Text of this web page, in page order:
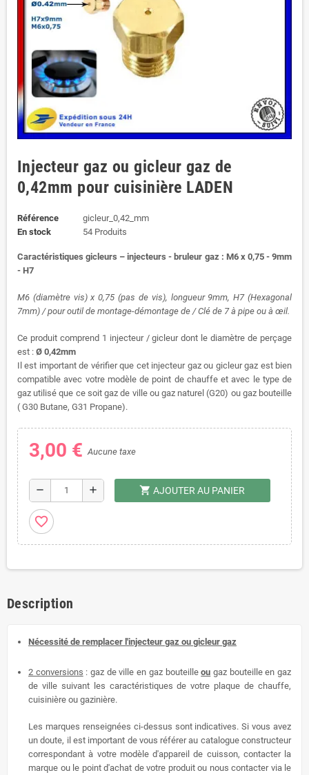
Injecteur gaz ou gicleur gaz de
0,42mm pour cuisinière LADEN
Référence
gicleur_0,42_mm
En stock
54 Produits
Caractéristiques gicleurs – injecteurs - bruleur gaz : M6 x 0,75 - 9mm
- H7
M6 (diamètre vis) x 0,75 (pas de vis), longueur 9mm, H7 (Hexagonal
7mm) / pour outil de montage-démontage de / Clé de 7 à pipe ou à œil.
Ce produit comprend 1 injecteur / gicleur dont le diamètre de perçage
est : Ø 0,42mm
Il est important de vérifier que cet injecteur gaz ou gicleur gaz est bien
compatible avec votre modèle de point de chauffe et avec le type de
gaz utilisé que ce soit gaz de ville ou gaz naturel (G20) ou gaz bouteille
( G30 Butane, G31 Propane).
3,00 €Aucune taxe
remove add shopping_cart AJOUTER AU PANIER
favorite_border
Description
Nécessité de remplacer l'injecteur gaz ou gicleur gaz
2 conversions : gaz de ville en gaz bouteilleou gaz bouteille en gaz
de ville suivant les caractéristiques de votre plaque de chauffe,
cuisinière ou gazinière.
Les marques renseignées ci-dessus sont indicatives. Si vous avez
un doute, il est important de vous référer au catalogue constructeur
correspondant à votre modèle d'appareil de cuisson, contacter la
marque ou le point d'achat de votre produit ou nous contacter via le